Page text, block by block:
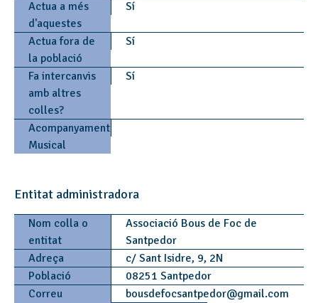
Actua a més
d'aquestes
Sí
Actua fora de
la població
Sí
Fa intercanvis
amb altres
colles?
Sí
Acompanyament
Musical
Entitat administradora
Nom colla o
entitat
Associació Bous de Foc de
Santpedor
Adreça
c/ Sant Isidre, 9, 2N
Població
08251 Santpedor
Correu
bousdefocsantpedor@gmail.com